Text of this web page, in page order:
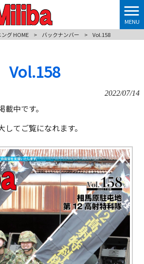
MENU
グ HOME
> バックナンバー > Vol.158
Vol.158
2022/07/14
中です。
てご覧になれます。